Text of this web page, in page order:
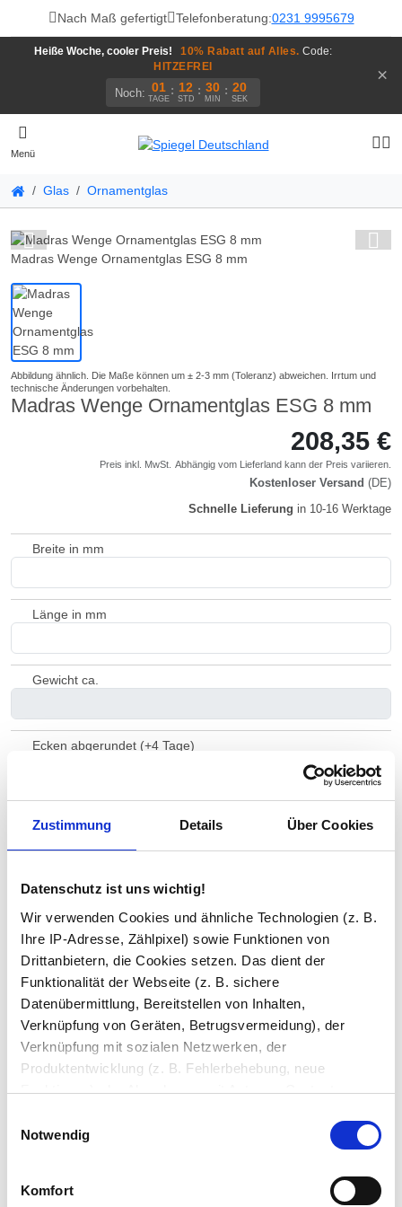
Zustimmung Details Über Cookies
Datenschutz ist uns wichtig!
Wir verwenden Cookies und ähnliche Technologien (z. B.
Ihre IP-Adresse, Zählpixel) sowie Funktionen von
Drittanbietern, die Cookies setzen. Das dient der
Funktionalität der Webseite (z. B. sichere
Datenübermittlung, Bereitstellen von Inhalten,
Verknüpfung von Geräten, Betrugsvermeidung), der
Verknüpfung mit sozialen Netzwerken, der
Produktentwicklung (z. B. Fehlerbehebung, neue
Funktionen), der Abrechnung mit Autoren, Content-
(z. B. Ladezeiten, personalisierte Inhalte,
Bereitstellung und Messen von Anzeigen, personalisierte
Anzeigen, Retargeting).
Notwendig
Komfort
Nach Maß gefertigt Telefonberatung:0231 9995679
Heiße Woche, cooler Preis! 10% Rabatt auf Alles. Code:
HITZEFREI
Noch: 01
TAGE
: 12
STD
: 30
MIN
: 20
SEK
×
Menü
Glas Ornamentglas
Madras Wenge Ornamentglas ESG 8 mm
Madras Wenge Ornamentglas ESG 8 mm
208,35 €
Preis inkl. MwSt. Abhängig vom Lieferland kann der Preis variieren.
Kostenloser Versand (DE)
Schnelle Lieferung in 10-16 Werktage
Breite in mm
Länge in mm
Gewicht ca.
Ecken abgerundet (+4 Tage)
ESG-Stempel
Kanten
geschliffen und poliert
Hinweis